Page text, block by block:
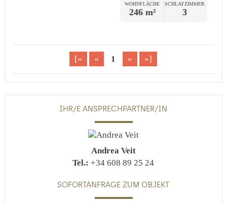
WOHNFLÄCHE
246 m²
SCHLAFZIMMER
3
[« « 1 » »]
IHR/E ANSPRECHPARTNER/IN
Andrea Veit
Tel.: +34 608 89 25 24
SOFORTANFRAGE ZUM OBJEKT